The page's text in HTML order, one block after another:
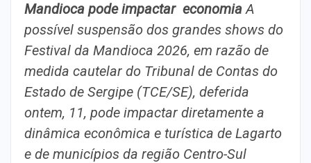
Mandioca pode impactar economiaA
possível suspensão dos grandes shows do
Festival da Mandioca 2026, em razão de
medida cautelar do Tribunal de Contas do
Estado de Sergipe (TCE/SE), deferida
ontem, 11, pode impactar diretamente a
dinâmica econômica e turística de Lagarto
e de municípios da região Centro-Sul